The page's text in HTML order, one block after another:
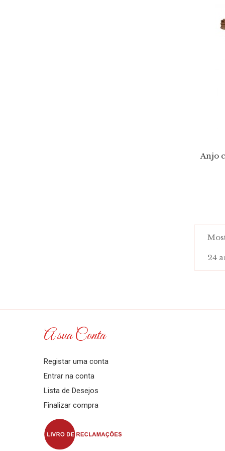
Anjo
24
A sua Conta
Registar uma conta
Entrar na conta
Lista de Desejos
Finalizar compra